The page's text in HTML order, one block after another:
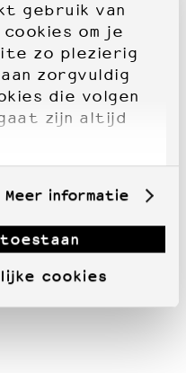
gebruik van
om je
zo plezierig
zorgvuldig
die volgen
zijn altijd
Meer informatie
cookies